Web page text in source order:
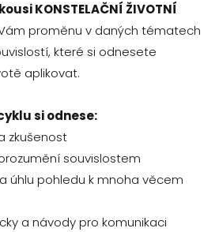
KONSTELAČNÍ ŽIVOTNÍ
proměnu v daných tématech
které si odnesete
aplikovat.
si odnese:
zkušenost
souvislostem
úhlu pohledu k mnoha věcem
a návody pro komunikaci